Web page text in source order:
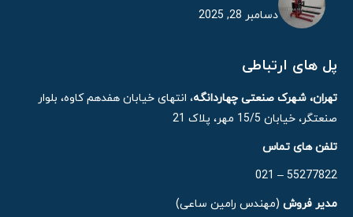
دسامبر 28, 2025
پل های ارتباطی
تهران، شهرک صنعتی چهاردانگه، انتهای خیابان هفدهم کاوه، بلوار
صنعتگر، خیابان 15/5 مهر، پلاک 21
تلفن های تماس
55277822 – 021
مدیر فروش (مهندس رامین ساعی)